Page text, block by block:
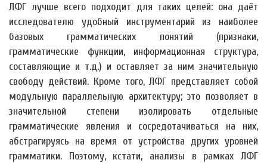
ЛФГ лучше всего подходит для таких целей: она даёт
исследователю удобный инструментарий из наиболее
базовых грамматических понятий (признаки,
грамматические функции, информационная структура,
составляющие и т.д.) и оставляет за ним значительную
свободу действий. Кроме того, ЛФГ представляет собой
модульную параллельную архитектуру; это позволяет в
значительной степени изолировать отдельные
грамматические явления и сосредотачиваться на них,
абстрагируясь на время от устройства других уровней
грамматики. Поэтому, кстати, анализы в рамках ЛФГ